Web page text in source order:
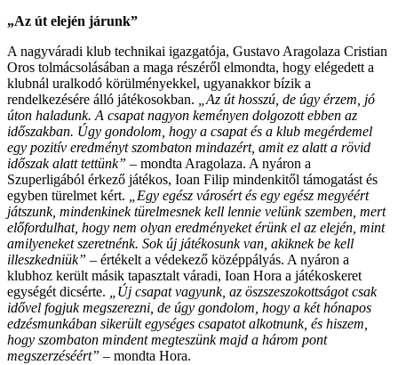
„Az út elején járunk”
A nagyváradi klub technikai igazgatója, Gustavo Aragolaza Cristian
Oros tolmácsolásában a maga részéről elmondta, hogy elégedett a
klubnál uralkodó körülményekkel, ugyanakkor bízik a
rendelkezésére álló játékosokban.
„Az út hosszú, de úgy érzem, jó
úton haladunk. A csapat nagyon keményen dolgozott ebben az
időszakban. Úgy gondolom, hogy a csapat és a klub megérdemel
egy pozitív eredményt szombaton mindazért, amit ez alatt a rövid
időszak alatt tettünk” – mondta Aragolaza. A nyáron a
Szuperligából érkező játékos, Ioan Filip mindenkitől támogatást és
egyben türelmet kért.
„Egy egész városért és egy egész megyéért
játszunk, mindenkinek türelmesnek kell lennie velünk szemben, mert
előfordulhat, hogy nem olyan eredményeket érünk el az elején, mint
amilyeneket szeretnénk. Sok új játékosunk van, akiknek be kell
illeszkedniük” – értékelt a védekező középpályás. A nyáron a
klubhoz került másik tapasztalt váradi, Ioan Hora a játékoskeret
egységét dicsérte.
„Új csapat vagyunk, az öszszeszokottságot csak
idővel fogjuk megszerezni, de úgy gondolom, hogy a két hónapos
edzésmunkában sikerült egységes csapatot alkotnunk, és hiszem,
hogy szombaton mindent megteszünk majd a három pont
megszerzéséért” – mondta Hora.